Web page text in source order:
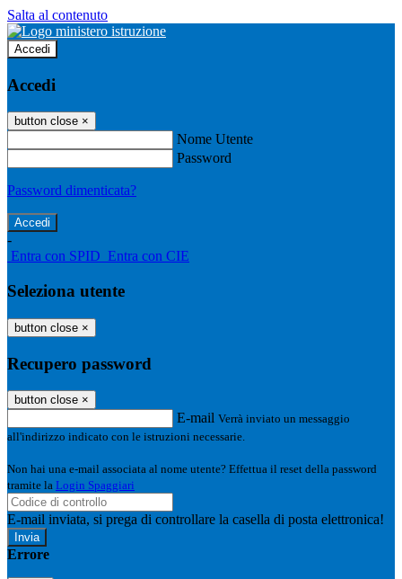
Salta al contenuto
Accedi
Accedi
button close ×
Nome Utente
Password
Password dimenticata?
-
Entra con SPID Entra con CIE
Seleziona utente
button close ×
Recupero password
button close ×
E-mail Verrà inviato un messaggio
all'indirizzo indicato con le istruzioni necessarie.
Non hai una e-mail associata al nome utente? Effettua il reset della password
tramite la Login Spaggiari
E-mail inviata, si prega di controllare la casella di posta elettronica!
Errore